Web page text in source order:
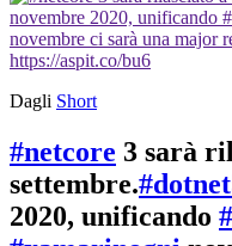
Dagli Short
#netcore 3 sarà
settembre.
2020, unificando